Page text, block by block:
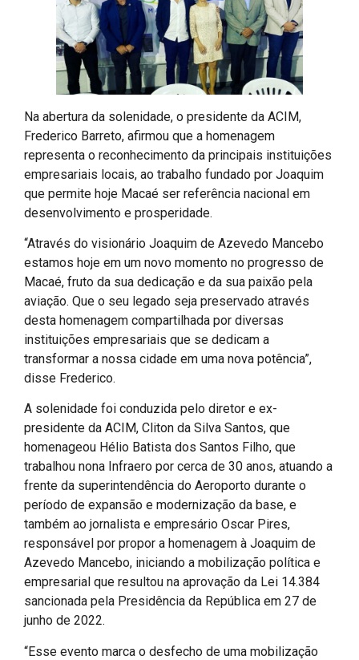
Na abertura da solenidade, o presidente da ACIM,
Frederico Barreto, afirmou que a homenagem
representa o reconhecimento da principais instituições
empresariais locais, ao trabalho fundado por Joaquim
que permite hoje Macaé ser referência nacional em
desenvolvimento e prosperidade.
“Através do visionário Joaquim de Azevedo Mancebo
estamos hoje em um novo momento no progresso de
Macaé, fruto da sua dedicação e da sua paixão pela
aviação. Que o seu legado seja preservado através
desta homenagem compartilhada por diversas
instituições empresariais que se dedicam a
transformar a nossa cidade em uma nova potência”,
disse Frederico.
A solenidade foi conduzida pelo diretor e ex-
presidente da ACIM, Cliton da Silva Santos, que
homenageou Hélio Batista dos Santos Filho, que
trabalhou nona Infraero por cerca de 30 anos, atuando a
frente da superintendência do Aeroporto durante o
período de expansão e modernização da base, e
também ao jornalista e empresário Oscar Pires,
responsável por propor a homenagem à Joaquim de
Azevedo Mancebo, iniciando a mobilização política e
empresarial que resultou na aprovação da Lei 14.384
sancionada pela Presidência da República em 27 de
junho de 2022.
“Esse evento marca o desfecho de uma mobilização